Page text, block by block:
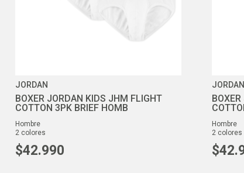
JORDAN
BOXER JORDAN KIDS JHM FLIGHT
COTTON 3PK BRIEF HOMB
hombre
2 colores
$42.990
JORDAN
hombre
2 colores
$42.